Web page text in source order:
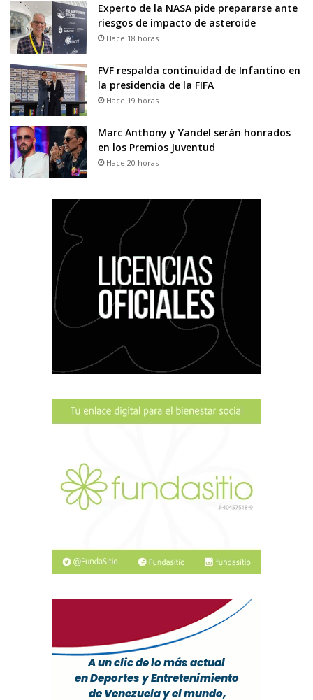
Experto de la NASA pide prepararse ante
riesgos de impacto de asteroide
Hace 18 horas
FVF respalda continuidad de Infantino en
la presidencia de la FIFA
Hace 19 horas
Marc Anthony y Yandel serán honrados
en los Premios Juventud
Hace 20 horas